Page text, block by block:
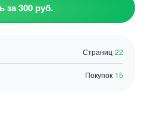
за 300 руб.
Страниц 22
Покупок 15